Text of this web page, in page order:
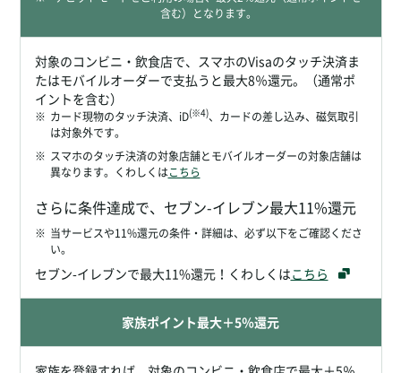
含む）となります。
対象のコンビニ・飲食店で、スマホのVisaのタッチ決済ま
たはモバイルオーダーで支払うと最大8％還元。（通常ポ
イントを含む）
※ カード現物のタッチ決済、iD(※4)、カードの差し込み、磁気取引
は対象外です。
※ スマホのタッチ決済の対象店舗とモバイルオーダーの対象店舗は
異なります。くわしくはこちら
さらに条件達成で、セブン-イレブン最大11%還元
※ 当サービスや11%還元の条件・詳細は、必ず以下をご確認くださ
い。
セブン-イレブンで最大11%還元！くわしくはこちら
家族ポイント最大＋5％還元